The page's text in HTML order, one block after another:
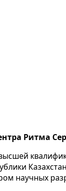
Ритма
научных